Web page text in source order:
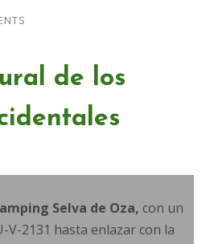
de los
Selva de Oza, con un
2131 hasta enlazar con la